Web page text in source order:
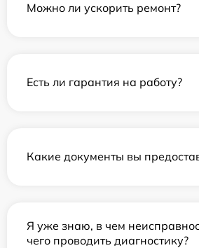
Можно ли ускорить ремонт?
Есть ли гарантия на работу?
Какие документы вы
Я уже знаю, в чем
чего проводить диагностику?